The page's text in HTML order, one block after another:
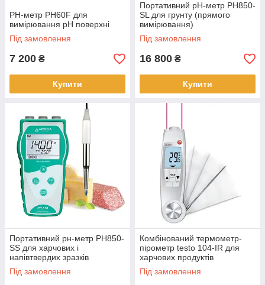
РН-метр PH60F для
вимірювання рН поверхні
Під замовлення
7 200 ₴
Купити
Портативний рН-метр PH850-
SL для грунту (прямого
вимірювання)
Під замовлення
16 800 ₴
Купити
Портативний рн-метр PH850-
SS для харчових і
напівтвердих зразків
Під замовлення
Комбінований термометр-
пірометр testo 104-IR для
харчових продуктів
Під замовлення